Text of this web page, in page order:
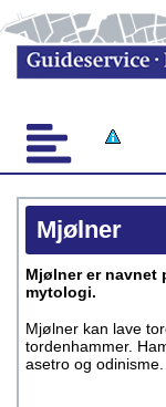
Mjølner
Mjølner er navnet
mytologi.
Mjølner kan lave
tordenhammer.
asetro og odinisme.